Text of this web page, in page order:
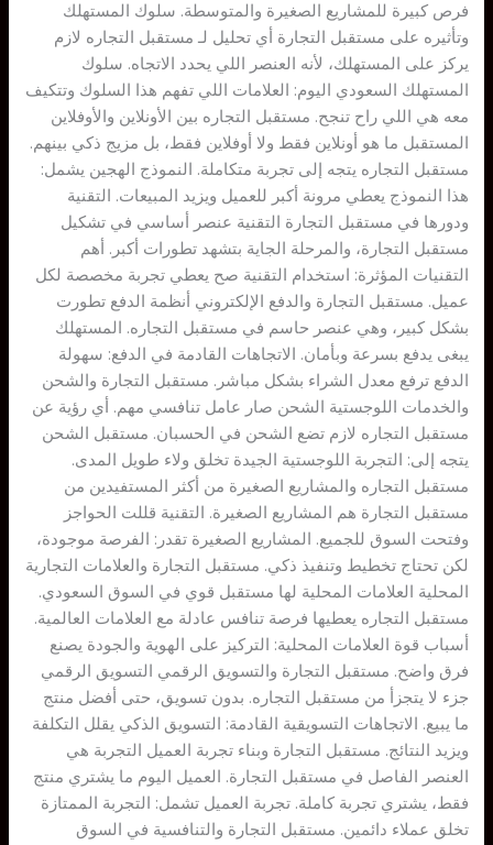
فرص كبيرة للمشاريع الصغيرة والمتوسطة. سلوك المستهلك
وتأثيره على مستقبل التجارة أي تحليل لـ مستقبل التجاره لازم
يركز على المستهلك، لأنه العنصر اللي يحدد الاتجاه. سلوك
المستهلك السعودي اليوم: العلامات اللي تفهم هذا السلوك وتتكيف
معه هي اللي راح تنجح. مستقبل التجاره بين الأونلاين والأوفلاين
المستقبل ما هو أونلاين فقط ولا أوفلاين فقط، بل مزيج ذكي بينهم.
مستقبل التجاره يتجه إلى تجربة متكاملة. النموذج الهجين يشمل:
هذا النموذج يعطي مرونة أكبر للعميل ويزيد المبيعات. التقنية
ودورها في مستقبل التجارة التقنية عنصر أساسي في تشكيل
مستقبل التجارة، والمرحلة الجاية بتشهد تطورات أكبر. أهم
التقنيات المؤثرة: استخدام التقنية صح يعطي تجربة مخصصة لكل
عميل. مستقبل التجارة والدفع الإلكتروني أنظمة الدفع تطورت
بشكل كبير، وهي عنصر حاسم في مستقبل التجاره. المستهلك
يبغى يدفع بسرعة وبأمان. الاتجاهات القادمة في الدفع: سهولة
الدفع ترفع معدل الشراء بشكل مباشر. مستقبل التجارة والشحن
والخدمات اللوجستية الشحن صار عامل تنافسي مهم. أي رؤية عن
مستقبل التجاره لازم تضع الشحن في الحسبان. مستقبل الشحن
يتجه إلى: التجربة اللوجستية الجيدة تخلق ولاء طويل المدى.
مستقبل التجاره والمشاريع الصغيرة من أكثر المستفيدين من
مستقبل التجارة هم المشاريع الصغيرة. التقنية قللت الحواجز
وفتحت السوق للجميع. المشاريع الصغيرة تقدر: الفرصة موجودة،
لكن تحتاج تخطيط وتنفيذ ذكي. مستقبل التجارة والعلامات التجارية
المحلية العلامات المحلية لها مستقبل قوي في السوق السعودي.
مستقبل التجاره يعطيها فرصة تنافس عادلة مع العلامات العالمية.
أسباب قوة العلامات المحلية: التركيز على الهوية والجودة يصنع
فرق واضح. مستقبل التجارة والتسويق الرقمي التسويق الرقمي
جزء لا يتجزأ من مستقبل التجاره. بدون تسويق، حتى أفضل منتج
ما يبيع. الاتجاهات التسويقية القادمة: التسويق الذكي يقلل التكلفة
ويزيد النتائج. مستقبل التجارة وبناء تجربة العميل التجربة هي
العنصر الفاصل في مستقبل التجارة. العميل اليوم ما يشتري منتج
فقط، يشتري تجربة كاملة. تجربة العميل تشمل: التجربة الممتازة
تخلق عملاء دائمين. مستقبل التجارة والتنافسية في السوق